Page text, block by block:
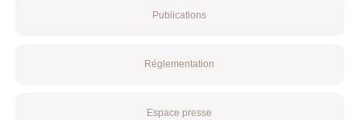
Publications
Réglementation
Espace presse